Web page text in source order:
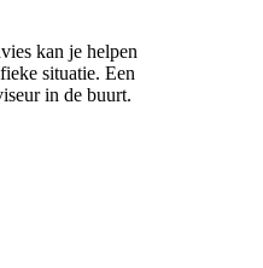
kan je helpen
situatie. Een
in de buurt.